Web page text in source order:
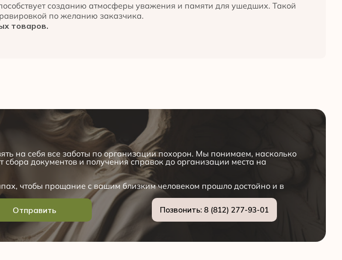
созданию атмосферы уважения и памяти для ушедших. Такой
по желанию заказчика.
товаров.
на себя все заботы по организации похорон. Мы понимаем, насколько
документов и получения справок до организации места на
чтобы прощание с вашим близким человеком прошло достойно и в
Отправить
Позвонить: 8 (812) 277-93-01